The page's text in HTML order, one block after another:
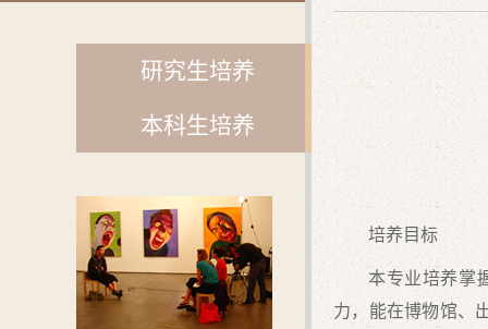
研究生培养
本科生培养
培养目标
本专业培养掌
力，能在博物馆、